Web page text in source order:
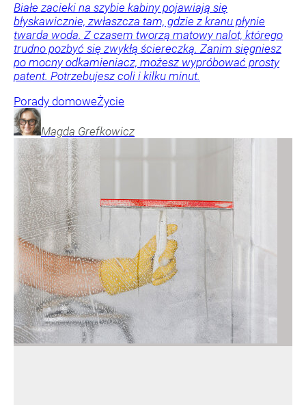
Białe zacieki na szybie kabiny pojawiają się
błyskawicznie, zwłaszcza tam, gdzie z kranu płynie
twarda woda. Z czasem tworzą matowy nalot, którego
trudno pozbyć się zwykłą ściereczką. Zanim sięgniesz
po mocny odkamieniacz, możesz wypróbować prosty
patent. Potrzebujesz coli i kilku minut.
Porady domoweŻycie
Magda Grefkowicz